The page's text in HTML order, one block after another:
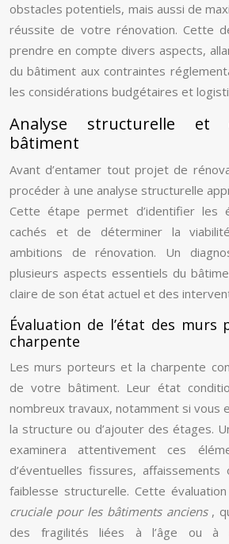
obstacles potentiels, mais aussi de
réussite de votre rénovation. Cette
prendre en compte divers aspects,
du bâtiment aux contraintes
les considérations budgétaires et
Analyse structurelle et
bâtiment
Avant d’entamer tout projet de
procéder à une analyse structurelle
Cette étape permet d’identifier les
cachés et de déterminer la
ambitions de rénovation. Un
plusieurs aspects essentiels du
claire de son état actuel et des
Évaluation de l’état des
charpente
Les murs porteurs et la charpente
de votre bâtiment. Leur état
nombreux travaux, notamment si vous
la structure ou d’ajouter des étages.
examinera attentivement ces
d’éventuelles fissures,
faiblesse structurelle. Cette
cruciale pour les bâtiments anciens ,
des fragilités liées à l’âge ou à